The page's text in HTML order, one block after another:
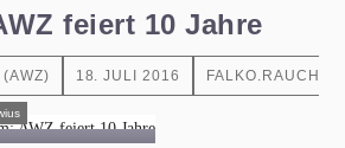
feiert 10 Jahre
18. JULI 2016 FALKO.RAUCH